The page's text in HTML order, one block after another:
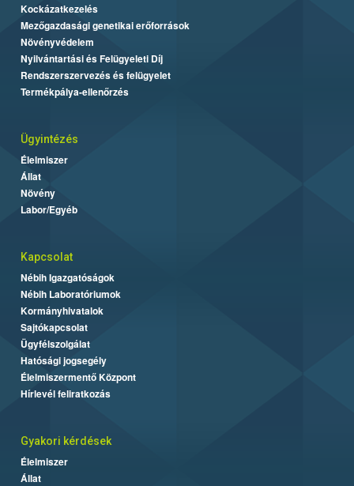
Kockázatkezelés
Mezőgazdasági genetikai erőforrások
Növényvédelem
Nyilvántartási és Felügyeleti Díj
Rendszerszervezés és felügyelet
Termékpálya-ellenőrzés
Ügyintézés
Élelmiszer
Állat
Növény
Labor/Egyéb
Kapcsolat
Nébih Igazgatóságok
Nébih Laboratóriumok
Kormányhivatalok
Sajtókapcsolat
Ügyfélszolgálat
Hatósági jogsegély
Élelmiszermentő Központ
Hírlevél feliratkozás
Gyakori kérdések
Élelmiszer
Állat